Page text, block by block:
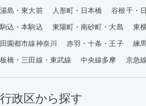
湯島・東大前
人形町・日本橋 谷根千・
駒込・本駒込
東陽町・南砂町・大島 東
田園都市線神奈川
赤羽・十条・王子
練
板橋・三田線・東武線
中央線多摩 京急線
行政区から探す